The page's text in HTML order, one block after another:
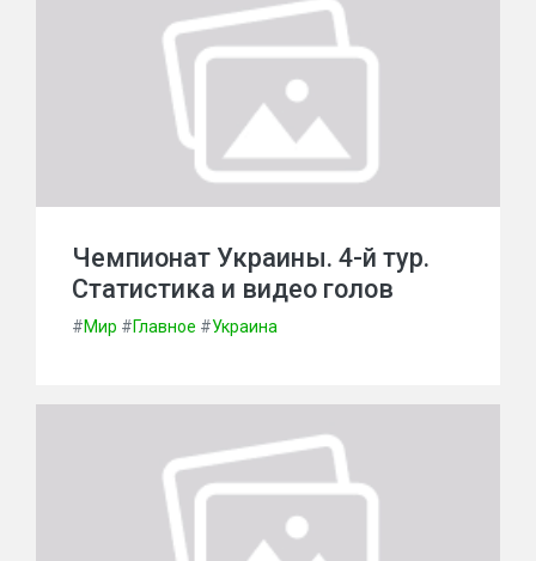
Чемпионат Украины. 4-й тур.
Статистика и видео голов
#Мир #Главное #Украина